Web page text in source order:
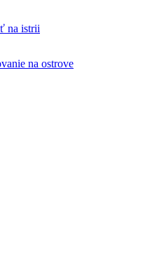
na istrii
na ostrove